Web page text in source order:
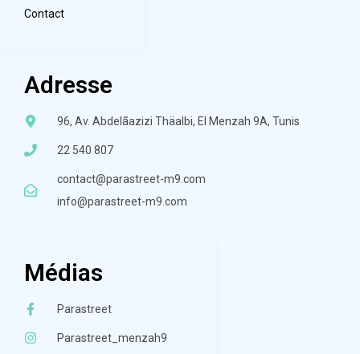
Contact
Adresse
96, Av. Abdelãazizi Thäalbi, El Menzah 9A, Tunis
22 540 807
contact@parastreet-m9.com
info@parastreet-m9.com
Médias
Parastreet
Parastreet_menzah9